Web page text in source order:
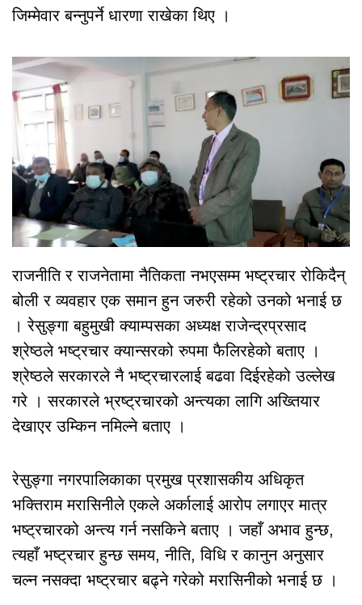
जिम्मेवार बन्नुपर्ने धारणा राखेका थिए ।
राजनीति र राजनेतामा नैतिकता नभएसम्म भष्ट्रचार रोकिदैन्
बोली र व्यवहार एक समान हुन जरुरी रहेको उनको भनाई छ
। रेसुङ्गा बहुमुखी क्याम्पसका अध्यक्ष राजेन्द्रप्रसाद
श्रेष्ठले भष्ट्रचार क्यान्सरको रुपमा फैलिरहेको बताए ।
श्रेष्ठले सरकारले नै भष्ट्रचारलाई बढवा दिईरहेको उल्लेख
गरे । सरकारले भ्रष्ट्रचारको अन्त्यका लागि अख्तियार
देखाएर उम्किन नमिल्ने बताए ।
रेसुङ्गा नगरपालिकाका प्रमुख प्रशासकीय अधिकृत
भक्तिराम मरासिनीले एकले अर्कालाई आरोप लगाएर मात्र
भष्ट्रचारको अन्त्य गर्न नसकिने बताए । जहाँ अभाव हुन्छ,
त्यहाँ भष्ट्रचार हुन्छ समय, नीति, विधि र कानुन अनुसार
चल्न नसक्दा भष्ट्रचार बढ्ने गरेको मरासिनीको भनाई छ ।